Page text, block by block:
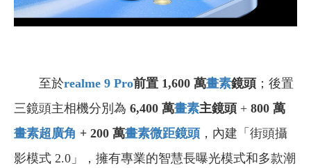
至於realme 9 Pro前置 1,600 萬畫素鏡頭 ；後置
三鏡頭主相機分別為 6,400 萬畫素主鏡頭 + 800 萬
畫素超廣角 + 200 萬畫素微距鏡頭 ，內建「街頭攝
影模式 2.0」，擁有專業的智慧長曝光模式和多款潮